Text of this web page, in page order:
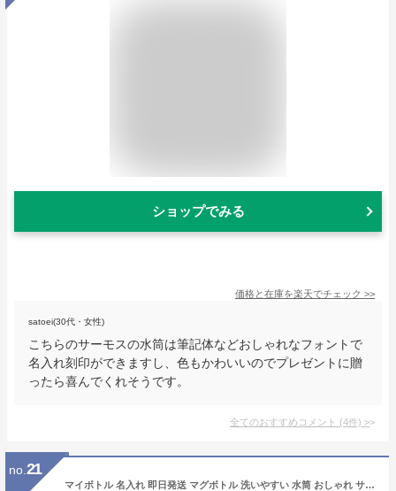
ショップでみる
価格と在庫を楽天でチェック >>
satoei(30代・女性)
こちらのサーモスの水筒は筆記体などおしゃれなフォントで
名入れ刻印ができますし、色もかわいいのでプレゼントに贈
ったら喜んでくれそうです。
全てのおすすめコメント (4件) >
no. 21
マイボトル 名入れ 即日発送 マグボトル 洗いやすい 水筒 おしゃれ サーモ ステンレス サーモ ステンレスボトル 魔法瓶 女子 ギフト 実用的 プレゼント 送料無料 ペアギフト 軽量 真空断熱 保温保冷 名前入り コーヒー 450ml 男性 女性 入学祝い 就職祝い クリスマス